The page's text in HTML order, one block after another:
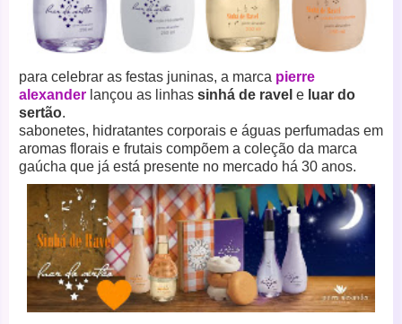
para celebrar as festas juninas, a marca pierre
alexander lançou as linhas sinhá de ravel e luar do
sertão.
sabonetes, hidratantes corporais e águas perfumadas em
aromas florais e frutais compõem a coleção da marca
gaúcha que já está presente no mercado há 30 anos.